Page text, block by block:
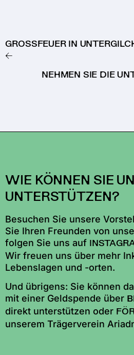
GROSSFEUER IN
←
NEHMEN SIE DIE
WIE KÖNNEN SIE
UNTERSTÜTZEN?
Besuchen Sie unsere
Sie Ihren Freunden von
folgen Sie uns auf
Wir freuen uns über mehr
Lebenslagen und -orten.
Und übrigens: Sie können
mit einer Geldspende über
direkt unterstützen oder
unserem Trägerverein